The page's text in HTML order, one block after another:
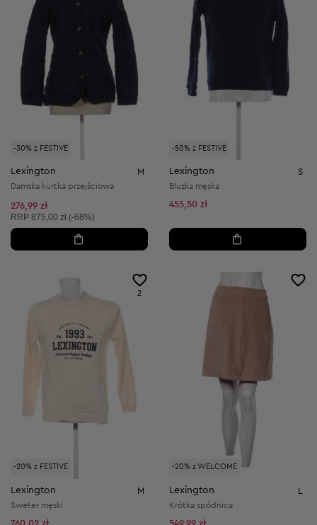
-30% z FESTIVE
Lexington M
Damska kurtka przejściowa
276,99 zł
Cena sugerowana:
RRP 875,00 zł (-68%)
-50% z FESTIVE
Lexington S
Bluzka męska
455,50 zł
-20% z FESTIVE
2
Lexington M
Sweter męski
760,02 zł
-20% z WELCOME
Lexington L
Krótka spódnica
549,99 zł